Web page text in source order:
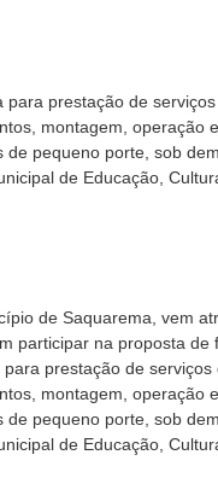
prestação de
montagem, operação
pequeno porte, sob
de Educação,
de Saquarema, vem
participar na proposta de
prestação de
montagem, operação
pequeno porte, sob
de Educação,